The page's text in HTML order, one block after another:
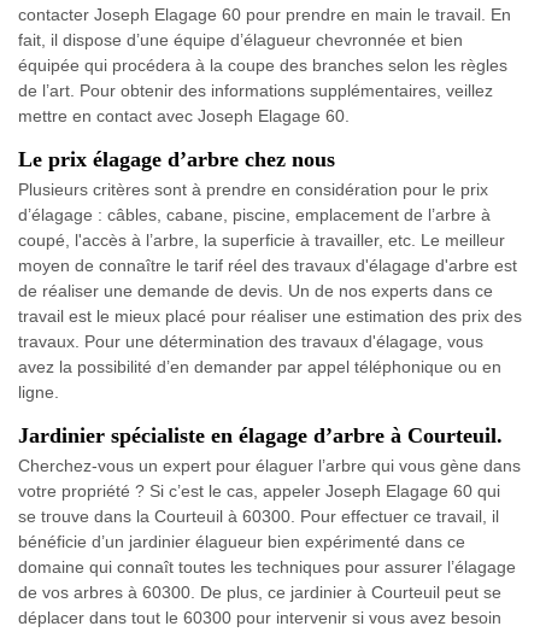
contacter Joseph Elagage 60 pour prendre en main le travail. En
fait, il dispose d’une équipe d’élagueur chevronnée et bien
équipée qui procédera à la coupe des branches selon les règles
de l’art. Pour obtenir des informations supplémentaires, veillez
mettre en contact avec Joseph Elagage 60.
Le prix élagage d’arbre chez nous
Plusieurs critères sont à prendre en considération pour le prix
d’élagage : câbles, cabane, piscine, emplacement de l’arbre à
coupé, l'accès à l’arbre, la superficie à travailler, etc. Le meilleur
moyen de connaître le tarif réel des travaux d'élagage d'arbre est
de réaliser une demande de devis. Un de nos experts dans ce
travail est le mieux placé pour réaliser une estimation des prix des
travaux. Pour une détermination des travaux d'élagage, vous
avez la possibilité d’en demander par appel téléphonique ou en
ligne.
Jardinier spécialiste en élagage d’arbre à Courteuil.
Cherchez-vous un expert pour élaguer l’arbre qui vous gène dans
votre propriété ? Si c’est le cas, appeler Joseph Elagage 60 qui
se trouve dans la Courteuil à 60300. Pour effectuer ce travail, il
bénéficie d’un jardinier élagueur bien expérimenté dans ce
domaine qui connaît toutes les techniques pour assurer l’élagage
de vos arbres à 60300. De plus, ce jardinier à Courteuil peut se
déplacer dans tout le 60300 pour intervenir si vous avez besoin